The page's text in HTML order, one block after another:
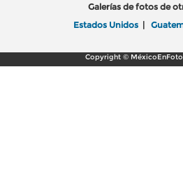
Galerías de fotos de
Estados Unidos |
Copyright ©